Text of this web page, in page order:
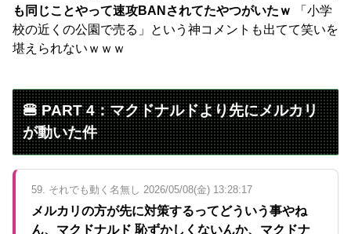
も同じことやって速攻BANされてたやつがいたｗ
「小学
校の近くの公園で売る」という神コメントも出てて笑いを
堪えられないｗｗｗ
🍔 PART 4：マクドナルドより先にメルカリ
が動いた件
59. それでも動く名無し 2026/05/08(金) 13:28:17
メルカリの方が先に対策するってどういう事やね
ん、マクドナルド 恥ずかしくないんか、マクドナ